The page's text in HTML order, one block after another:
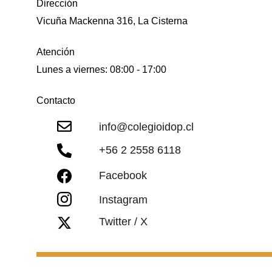
Dirección
Vicuña Mackenna 316, La Cisterna
Contacto
info@colegioidop.cl
+56 2 2558 6118
Facebook
Instagram
Atención
Lunes a viernes: 08:00 - 17:00
Twitter / X